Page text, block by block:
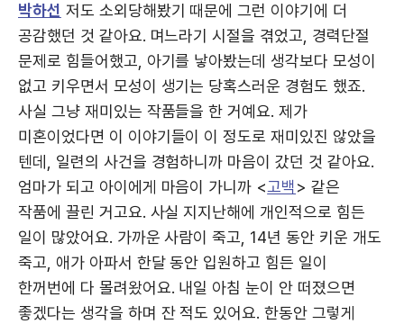
박하선 저도 소외당해봤기 때문에 그런 이야기에 더
공감했던 것 같아요. 며느라기 시절을 겪었고, 경력단절
문제로 힘들어했고, 아기를 낳아봤는데 생각보다 모성이
없고 키우면서 모성이 생기는 당혹스러운 경험도 했죠.
사실 그냥 재미있는 작품들을 한 거예요. 제가
미혼이었다면 이 이야기들이 이 정도로 재미있진 않았을
텐데, 일련의 사건을 경험하니까 마음이 갔던 것 같아요.
엄마가 되고 아이에게 마음이 가니까 <고백> 같은
작품에 끌린 거고요. 사실 지지난해에 개인적으로 힘든
일이 많았어요. 가까운 사람이 죽고, 14년 동안 키운 개도
죽고, 애가 아파서 한달 동안 입원하고 힘든 일이
한꺼번에 다 몰려왔어요. 내일 아침 눈이 안 떠졌으면
좋겠다는 생각을 하며 잔 적도 있어요. 한동안 그렇게